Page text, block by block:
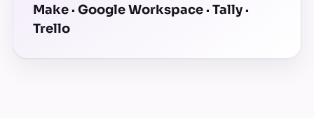
Make · Google Workspace · Tally ·
Trello